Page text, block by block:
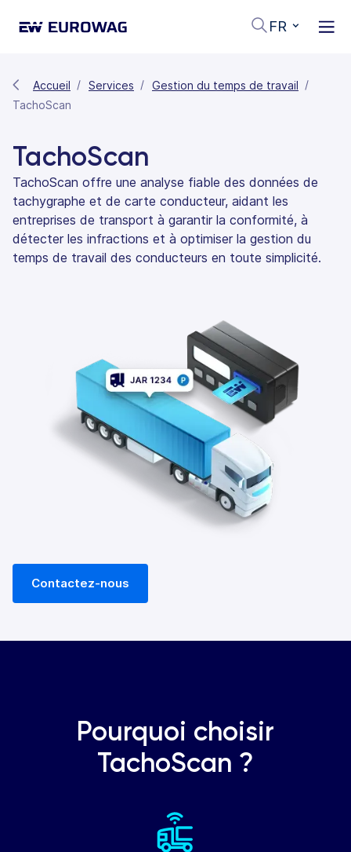
FR
Accueil Services
Gestion du temps de travail
TachoScan
TachoScan
TachoScan offre une analyse fiable des données de
tachygraphe et de carte conducteur, aidant les
entreprises de transport à garantir la conformité, à
détecter les infractions et à optimiser la gestion du
temps de travail des conducteurs en toute simplicité.
Contactez-nous
Pourquoi choisir
TachoScan ?